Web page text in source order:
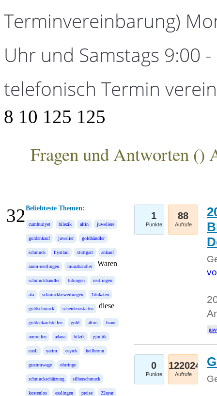
Terminvereinbarung)
Uhr und Samstags 9:00
telefonisch Termin
8 10 125 125
Fragen und Antworten ()
Beliebteste Themen:
cumhuriyet bilezik altin juweliere
goldankauf juwelier goldhändler
schmuck fiyatlari stuttgart ankauf
raum-reutlingen münzhändler
schmuckhändler tübingen reutlingen
ata schmuckbewertungen 1dukaten
goldschmuck scheideanstalten
goldankaufstellen gold altini braut
armreifen adana bilzik günlük
canli yarim ceyrek heilbronn
grammwage ohrringe
schmuckschätzung silberschmuck
kostenlos esslingen preise 22ayar
Waren
diese
1
Punkte
88
Aufrufe
0
Punkte
122024
Aufrufe
32